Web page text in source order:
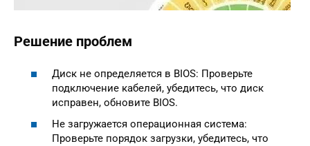
Решение проблем
Диск не определяется в BIOS: Проверьте
подключение кабелей, убедитесь, что диск
исправен, обновите BIOS.
Не загружается операционная система:
Проверьте порядок загрузки, убедитесь, что